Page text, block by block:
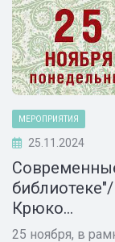
МЕРОПРИЯТИЯ
25.11.2024
Крюко...
25 ноября, в